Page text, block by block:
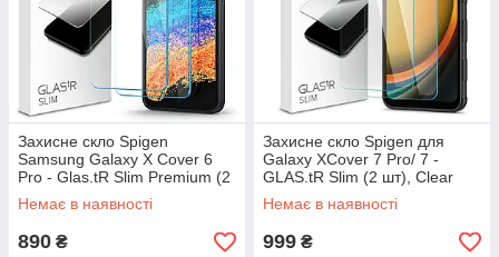
Захисне скло Spigen
Samsung Galaxy X Cover 6
Pro - Glas.tR Slim Premium (2
шт), Clear (AGL05194)
Немає в наявності
890 ₴
Захисне скло Spigen для
Galaxy XCover 7 Pro/ 7 -
GLAS.tR Slim (2 шт), Clear
(AGL09407)
Немає в наявності
999 ₴